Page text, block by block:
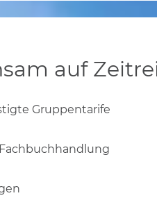
auf
Gruppentarife